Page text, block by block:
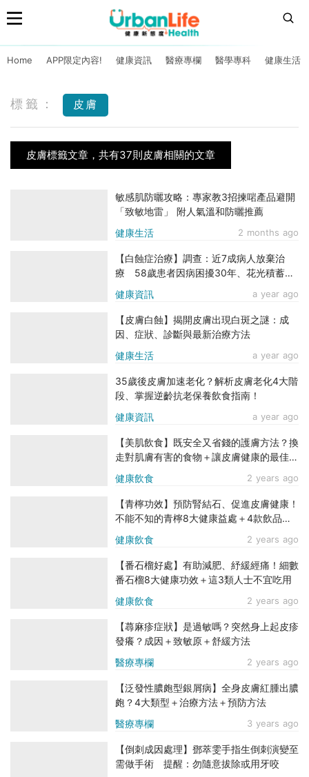
Home APP限定內容! 健康資訊 醫療專欄 醫學專科 健康生活
標籤： 皮膚
皮膚標籤文章，共有37則皮膚相關的文章
健康生活 2 months ago
敏感肌防曬攻略：專家教3招揀啱產品避開
「致敏地雷」 附人氣溫和防曬推薦
健康資訊 a year ago
【白蝕症治療】調查：近7成病人放棄治
療 58歲患者因病困擾30年、花光積蓄仍
無果
健康生活 a year ago
【皮膚白蝕】揭開皮膚出現白斑之謎：成
因、症狀、診斷與最新治療方法
健康資訊 a year ago
35歲後皮膚加速老化？解析皮膚老化4大階
段、掌握逆齡抗老保養飲食指南！
健康飲食 2 years ago
【美肌飲食】既安全又省錢的護膚方法？換
走對肌膚有害的食物＋讓皮膚健康的最佳食
健康飲食 2 years ago
【青檸功效】預防腎結石、促進皮膚健康！
不能不知的青檸8大健康益處＋4款飲品推
健康飲食 2 years ago
【番石榴好處】有助減肥、紓緩經痛！細數
番石榴8大健康功效＋這3類人士不宜吃用
醫療專欄 2 years ago
【蕁麻疹症狀】是過敏嗎？突然身上起皮疹
發癢？成因＋致敏原＋舒緩方法
醫療專欄 3 years ago
【泛發性膿皰型銀屑病】全身皮膚紅腫出膿
皰？4大類型＋治療方法＋預防方法
【倒刺成因處理】鄧萃雯手指生倒刺演變至
需做手術 提醒：勿隨意拔除或用牙咬